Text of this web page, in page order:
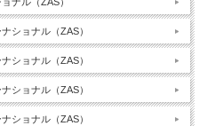
ショナル（ZAS）
ショナル（ZAS）
ショナル（ZAS）
ショナル（ZAS）